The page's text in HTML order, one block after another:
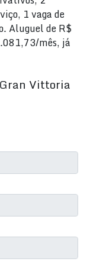
1 vaga de
Aluguel de R$
mês, já
Vittoria
fica no